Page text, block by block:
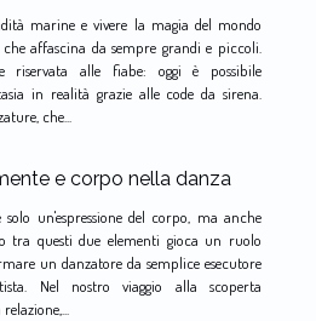
marine e vivere la magia del mondo
affascina da sempre grandi e piccoli.
riservata alle fiabe: oggi è possibile
in realità grazie alle code da sirena.
che...
e corpo nella danza
un'espressione del corpo, ma anche
tra questi due elementi gioca un ruolo
un danzatore da semplice esecutore
Nel nostro viaggio alla scoperta